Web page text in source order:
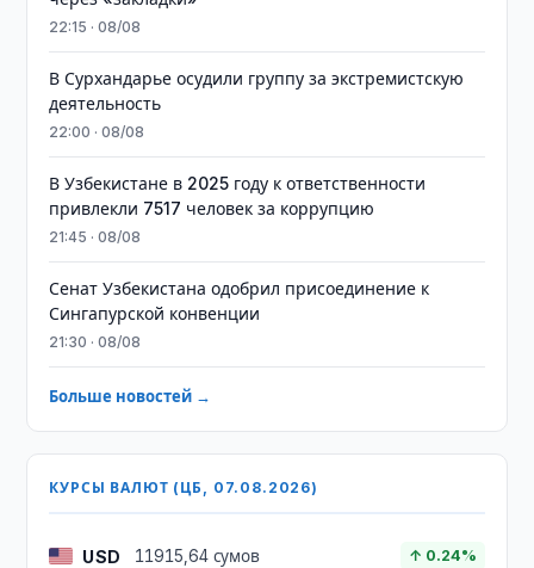
22:15 · 08/08
В Сурхандарье осудили группу за экстремистскую
деятельность
22:00 · 08/08
В Узбекистане в 2025 году к ответственности
привлекли 7517 человек за коррупцию
21:45 · 08/08
Сенат Узбекистана одобрил присоединение к
Сингапурской конвенции
21:30 · 08/08
Больше новостей →
КУРСЫ ВАЛЮТ (ЦБ, 07.08.2026)
USD 11915,64 сумов ↑ 0.24%